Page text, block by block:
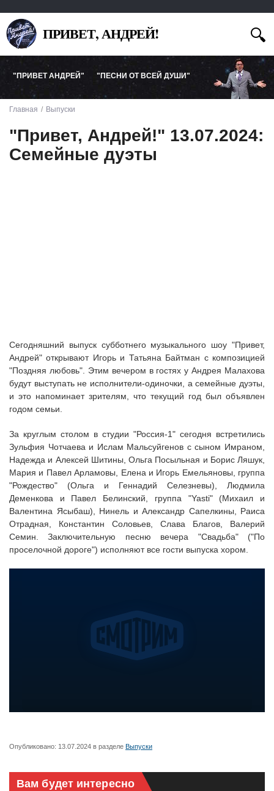
ПРИВЕТ, АНДРЕЙ!
"ПРИВЕТ АНДРЕЙ" "ПЕСНИ ОТ ВСЕЙ ДУШИ"
Главная Выпуски
"Привет, Андрей!" 13.07.2024:
Семейные дуэты
Сегодняшний выпуск субботнего музыкального шоу "Привет,
Андрей" открывают Игорь и Татьяна Байтман с композицией
"Поздняя любовь". Этим вечером в гостях у Андрея Малахова
будут выступать не исполнители-одиночки, а семейные дуэты,
и это напоминает зрителям, что текущий год был объявлен
годом семьи.
За круглым столом в студии "Россия-1" сегодня встретились
Зульфия Чотчаева и Ислам Мальсуйгенов с сыном Имраном,
Надежда и Алексей Шитины, Ольга Посыльная и Борис Ляшук,
Мария и Павел Арламовы, Елена и Игорь Емельяновы, группа
"Рождество" (Ольга и Геннадий Селезневы), Людмила
Деменкова и Павел Белинский, группа "Yasti" (Михаил и
Валентина Ясыбаш), Нинель и Александр Сапелкины, Раиса
Отрадная, Константин Соловьев, Слава Благов, Валерий
Семин. Заключительную песню вечера "Свадьба" ("По
проселочной дороге") исполняют все гости выпуска хором.
Опубликовано: 13.07.2024 в разделе Выпуски
Вам будет интересно